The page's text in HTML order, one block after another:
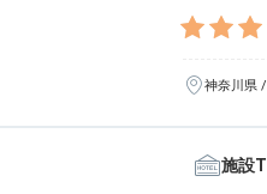
神奈川県
施設